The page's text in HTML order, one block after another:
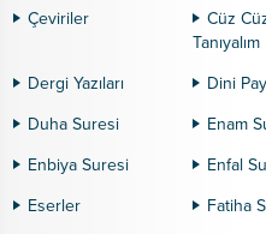
Çeviriler
Cüz
Tanıyalım
Dergi Yazıları
Dini
Duha Suresi
Enam
Enbiya Suresi
Enfal
Eserler
Fatiha